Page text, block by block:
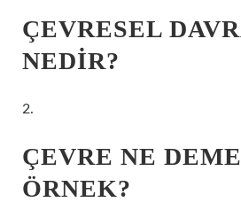
ÇEVRESEL
NEDIR?
2.
ÇEVRE NE
ÖRNEK?